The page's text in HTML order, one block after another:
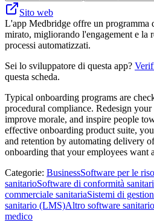
Sito web
L'app Medbridge offre un programma
mirato, migliorando l'engagement e la
processi automatizzati.
Sei lo sviluppatore di questa app?
questa scheda.
Typical onboarding programs are
procedural compliance. Redesign
improve morale, and inspire people
effective onboarding product suite,
and retention by automating delivery
onboarding that your employees want
Categorie: BusinessSoftware per le
sanitarioSoftware di conformità
commerciale sanitariaSistemi di
sanitario (LMS)Altro software sanitario
medico